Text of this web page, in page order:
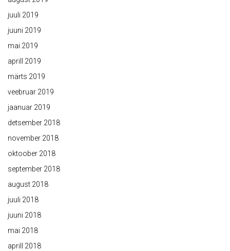
juuli 2019
juuni 2019
mai 2019
aprill 2019
märts 2019
veebruar 2019
jaanuar 2019
detsember 2018
november 2018
oktoober 2018
september 2018
august 2018
juuli 2018
juuni 2018
mai 2018
aprill 2018